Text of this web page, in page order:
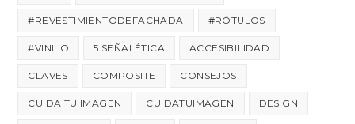
#REVESTIMIENTODEFACHADA #RÓTULOS
#VINILO 5.SEÑALÉTICA ACCESIBILIDAD
CLAVES COMPOSITE CONSEJOS
CUIDA TU IMAGEN CUIDATUIMAGEN DESIGN